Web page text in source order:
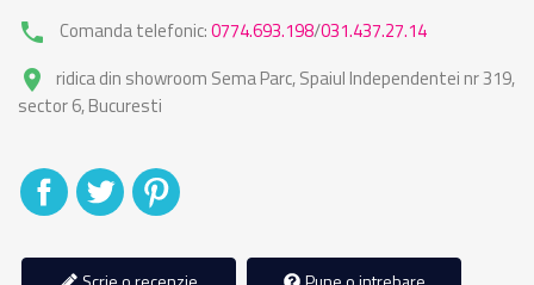
phone Comanda telefonic:0774.693.198/031.437.27.14
place
ridica din showroom Sema Parc, Spaiul Independentei nr 319,
sector 6, Bucuresti
DistribuitiTweet